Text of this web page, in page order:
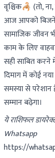
वृश्चिक🦂 (तो, ना,
आज आपको
सामाजिक जीवन
काम के लिए
सही साबित
दिमाग में कोई
समस्या से
सम्मान बढ़ेगा।
ये राशिफल
Whatsapp
https://